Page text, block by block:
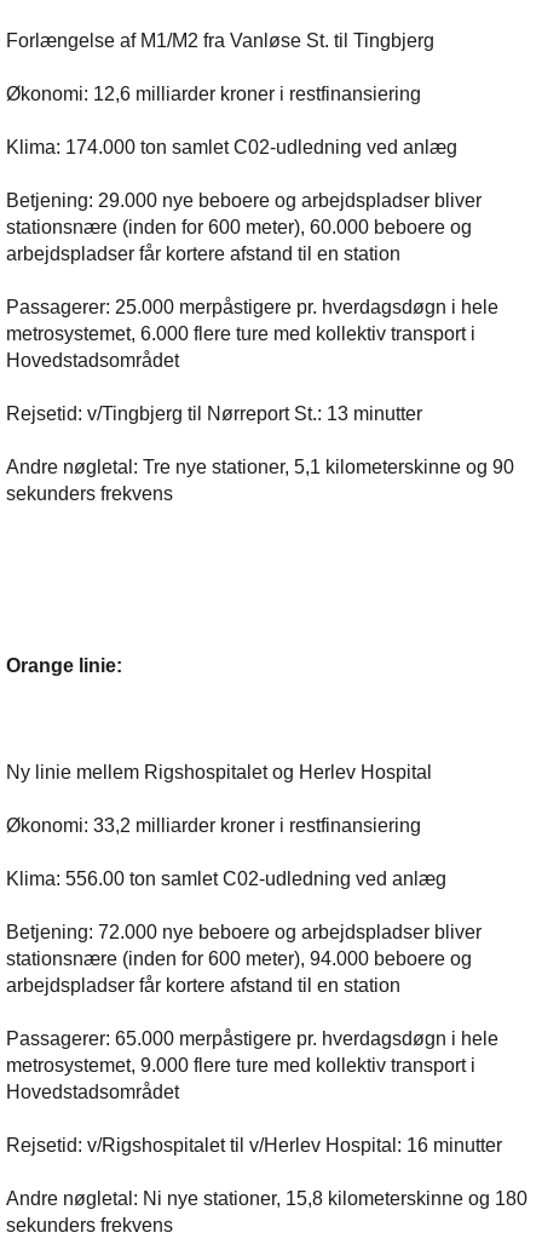
Forlængelse af M1/M2 fra Vanløse St. til Tingbjerg
Økonomi: 12,6 milliarder kroner i restfinansiering
Klima: 174.000 ton samlet C02-udledning ved anlæg
Betjening: 29.000 nye beboere og arbejdspladser bliver
stationsnære (inden for 600 meter), 60.000 beboere og
arbejdspladser får kortere afstand til en station
Passagerer: 25.000 merpåstigere pr. hverdagsdøgn i hele
metrosystemet, 6.000 flere ture med kollektiv transport i
Hovedstadsområdet
Rejsetid: v/Tingbjerg til Nørreport St.: 13 minutter
Andre nøgletal: Tre nye stationer, 5,1 kilometerskinne og 90
sekunders frekvens
Orange linie:
Ny linie mellem Rigshospitalet og Herlev Hospital
Økonomi: 33,2 milliarder kroner i restfinansiering
Klima: 556.00 ton samlet C02-udledning ved anlæg
Betjening: 72.000 nye beboere og arbejdspladser bliver
stationsnære (inden for 600 meter), 94.000 beboere og
arbejdspladser får kortere afstand til en station
Passagerer: 65.000 merpåstigere pr. hverdagsdøgn i hele
metrosystemet, 9.000 flere ture med kollektiv transport i
Hovedstadsområdet
Rejsetid: v/Rigshospitalet til v/Herlev Hospital: 16 minutter
Andre nøgletal: Ni nye stationer, 15,8 kilometerskinne og 180
sekunders frekvens